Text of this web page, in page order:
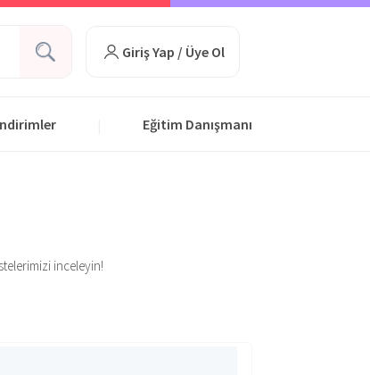
Giriş Yap / Üye Ol
Eğitim Danışmanı
inceleyin!